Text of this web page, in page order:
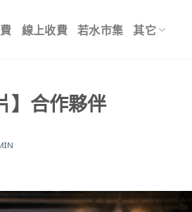
線上收費 若水市集 其它
】合作夥伴